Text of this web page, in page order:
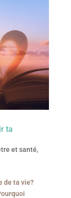
ta
et santé,
de ta vie?